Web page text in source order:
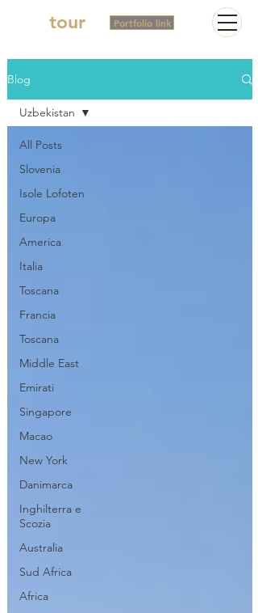
tour Portfolio link
Blog
All Posts
Slovenia
Isole Lofoten
Europa
America
Italia
Toscana
Francia
Toscana
Middle East
Emirati
Singapore
Macao
New York
Danimarca
Inghilterra e
Scozia
Australia
Sud Africa
Africa
Uzbekistan